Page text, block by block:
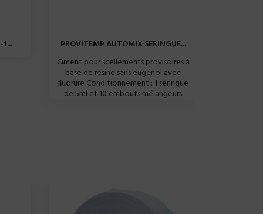
PROVITEMP AUTOMIX SERINGUE...
Ciment pour scellements provisoires à
base de résine sans eugénol avec
fluorure Conditionnement : 1 seringue
de 5ml et 10 embouts mélangeurs